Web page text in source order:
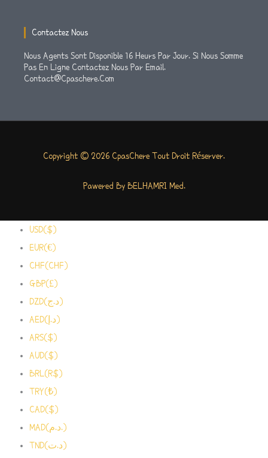
Contactez Nous
Nous Agents Sont Disponible 16 Heurs Par Jour. Si Nous Somme
Pas En Ligne Contactez Nous Par Email.
Contact@cpaschere.com
Copyright © 2026 CpasChere Tout Droit Réserver.
Pawered By BELHAMRI Med.
USD($)
EUR(€)
CHF(CHF)
GBP(£)
DZD(د.ج)
AED(د.إ)
ARS($)
AUD($)
BRL(R$)
TRY(₺)
CAD($)
MAD(د.م.)
TND(د.ت)